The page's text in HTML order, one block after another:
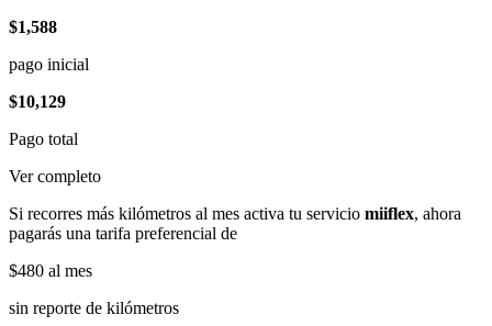
$1,588
pago inicial
$10,129
Pago total
Ver completo
Si recorres más kilómetros al mes activa tu servicio miiflex, ahora
pagarás una tarifa preferencial de
$480 al mes
sin reporte de kilómetros